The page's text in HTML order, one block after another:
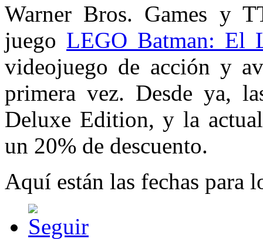
Warner Bros. Games y
juego LEGO Batman: El
videojuego de acción y
primera vez. Desde ya,
Deluxe Edition, y la
un 20% de descuento.
Aquí están las fechas para